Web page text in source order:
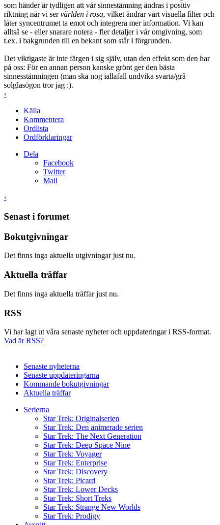
som händer är tydligen att vår sinnestämning ändras i positiv
riktning när vi servärlden i rosa, vilket ändrar vårt visuella filter och
låter syncentrumet ta emot och integrera mer information. Vi kan
alltså se - eller snarare notera - fler detaljer i vår omgivning, som
t.ex. i bakgrunden till en bekant som står i förgrunden.
Det viktigaste är inte färgen i sig själv, utan den effekt som den har
på oss: För en annan person kanske grönt ger den bästa
sinnesstämningen (man ska nog iallafall undvika svarta/grå
solglasögon tror jag :).
‹
Källa
Kommentera
Ordlista
Ordförklaringar
Dela
Facebook
Twitter
Mail
›
Senast i forumet
Bokutgivningar
Det finns inga aktuella utgivningar just nu.
Aktuella träffar
Det finns inga aktuella träffar just nu.
RSS
Vi har lagt ut våra senaste nyheter och uppdateringar i RSS-format.
Vad är RSS?
Senaste nyheterna
Senaste uppdateringarna
Kommande bokutgivningar
Aktuella träffar
Serierna
Star Trek: Originalserien
Star Trek: Den animerade serien
Star Trek: The Next Generation
Star Trek: Deep Space Nine
Star Trek: Voyager
Star Trek: Enterprise
Star Trek: Discovery
Star Trek: Picard
Star Trek: Lower Decks
Star Trek: Short Treks
Star Trek: Strange New Worlds
Star Trek: Prodigy